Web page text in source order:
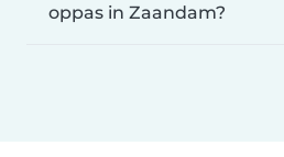
oppas in Zaandam?